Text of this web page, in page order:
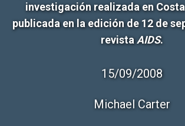
investigación realizada en
publicada en la edición de 12 de
revistaAIDS.
15/09/2008
Michael Carter